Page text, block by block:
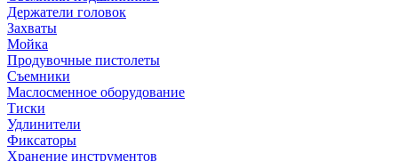
Держатели головок
Захваты
Мойка
Продувочные пистолеты
Съемники
Маслосменное оборудование
Тиски
Удлинители
Фиксаторы
Хранение инструментов